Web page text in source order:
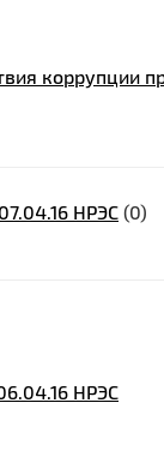
коррупции
НРЭС (0)
НРЭС